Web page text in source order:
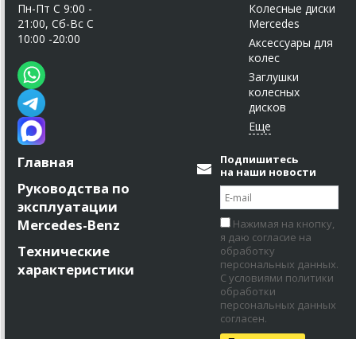
Пн-Пт C 9:00 -
21:00, Сб-Вс С
10:00 -20:00
Колесные диски
Mercedes
Аксессуары для
колес
Заглушки
колесных
дисков
Главная
Руководства по
эксплуатации
Mercedes-Benz
Технические
характеристики
Подпишитесь
на наши новости
Нажимая на кнопку,
я даю согласие на
обработку
персональных данных.
С условиями политики
обработки
персональных данных
согласен.